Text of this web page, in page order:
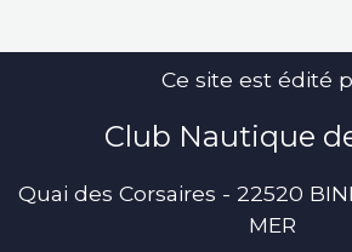
Ce site est édité
Club Nautique
Quai des Corsaires - 22520
MER